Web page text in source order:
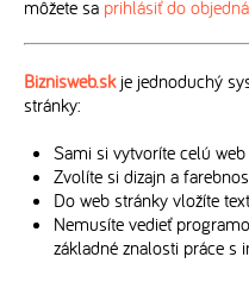
môžete sa prihlásiť do
Biznisweb.skje jednoduchý
stránky:
Sami si vytvoríte celú
Zvolíte si dizajn a
Do web stránky vložíte
Nemusíte vedieť
základné znalosti práce s